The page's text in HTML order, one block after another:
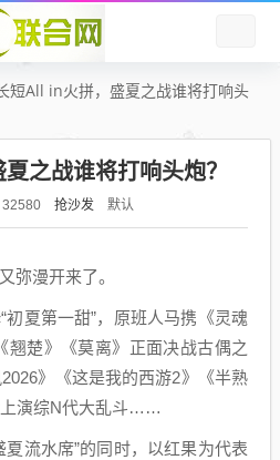
短All in火拼，盛夏之战谁将打响头
之战谁将打响头炮？
32580 抢沙发 默认
弥漫开来了。
初夏第一甜”，原班人马携《灵魂
翘楚》《莫离》正面决战古偶之
》《这是我的西游2》《半熟
上演综N代大乱斗……
流水席”的同时，以红果为代表